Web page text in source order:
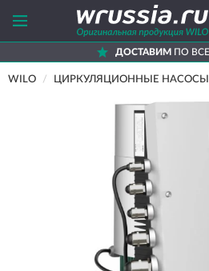
ДОСТАВИМ ПО
WILO ЦИРКУЛЯЦИОННЫЕ НАСОСЫ